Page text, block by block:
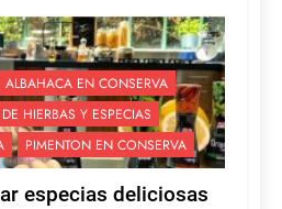
ALBAHACA EN CONSERVA
HIERBAS Y ESPECIAS
PIMENTON EN CONSERVA
especias deliciosas